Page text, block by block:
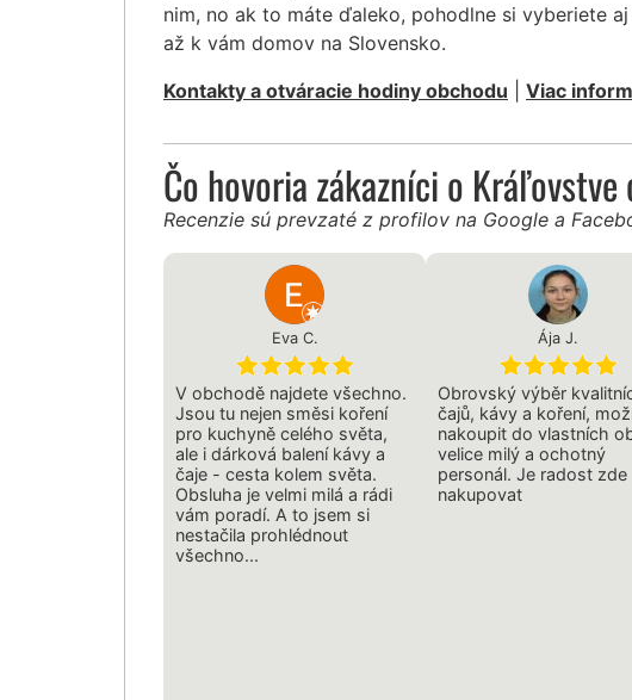
nim, no ak to máte ďaleko, pohodlne si vyberiete
až k vám domov na Slovensko.
Kontakty a otváracie hodiny obchodu
Viac
Čo hovoria zákazníci o
Recenzie sú prevzaté z profilov na Google a
Eva C.
V obchodě najdete všechno.
Jsou tu nejen směsi koření
pro kuchyně celého světa,
ale i dárková balení kávy a
čaje - cesta kolem světa.
Obsluha je velmi milá a rádi
vám poradí. A to jsem si
nestačila prohlédnout
všechno...
Ája J.
Obrovský výběr
čajů, kávy a koření,
nakoupit do vlastních
velice milý a ochotný
personál. Je radost zde
nakupovat